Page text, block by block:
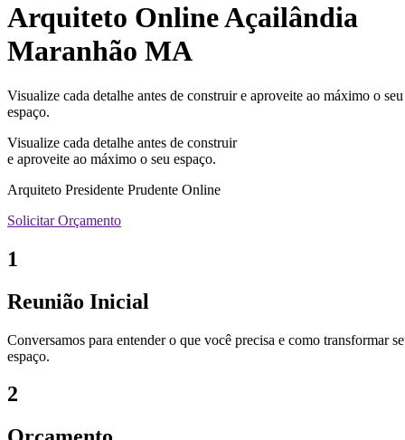
Arquiteto Online Açailândia
Maranhão MA
Visualize cada detalhe antes de construir e aproveite ao máximo o seu
espaço.
Visualize cada detalhe antes de construir
e aproveite ao máximo o seu espaço.
Arquiteto Presidente Prudente Online
Solicitar Orçamento
1
Reunião Inicial
Conversamos para entender o que você precisa e como transformar
espaço.
2